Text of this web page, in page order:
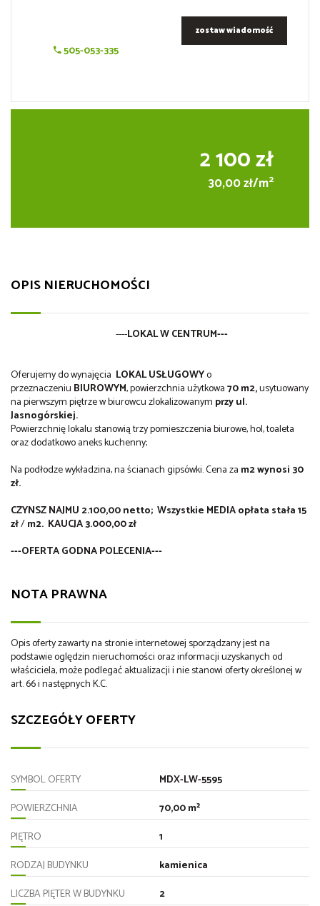
505-053-335
zostaw wiadomość
2 100 zł
30,00 zł/m2
OPIS NIERUCHOMOŚCI
----LOKAL W CENTRUM---
Oferujemy do wynajęcia LOKAL USŁUGOWYo
przeznaczeniu BIUROWYM, powierzchnia użytkowa70m2,usytuowany
na pierwszym piętrze w biurowcuzlokalizowanym przy ul.
Jasnogórskiej.
Powierzchnię lokalu stanowią trzy pomieszczenia biurowe, hol, toaleta
oraz dodatkowo aneks kuchenny;
Na podłodze wykładzina, na ścianach gipsówki. Cena za m2 wynosi 30
zł.
CZYNSZ NAJMU 2.100,00 netto; Wszystkie MEDIA opłata stała 15
zł/m2. KAUCJA 3.000,00 zł
---OFERTA GODNA POLECENIA---
NOTA PRAWNA
Opis oferty zawarty na stronie internetowej sporządzany jest na
podstawie oględzin nieruchomości oraz informacji uzyskanych od
właściciela, może podlegać aktualizacji i nie stanowi oferty określonej w
art. 66 i następnych K.C.
SZCZEGÓŁY OFERTY
SYMBOL OFERTY
MDX-LW-5595
POWIERZCHNIA
70,00 m²
PIĘTRO
1
RODZAJ BUDYNKU
kamienica
LICZBA PIĘTER W BUDYNKU
2